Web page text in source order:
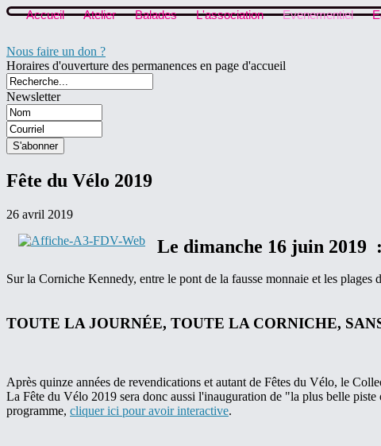
Accueil Atelier Balades L'association Evenementiel
Nous faire un don ?
Horaires d'ouverture des permanences en page d'accueil
Newsletter
Fête du Vélo 2019
26 avril 2019
Le dimanche 16 juin 2019 :
Sur la Corniche Kennedy, entre le pont de la fausse monnaie et les
TOUTE LA JOURNÉE, TOUTE LA CORNICHE,
Après quinze années de revendications et autant de Fêtes du Vélo, le
La Fête du Vélo 2019 sera donc aussi l'inauguration de "la plus belle
programme, cliquer ici pour avoir interactive.